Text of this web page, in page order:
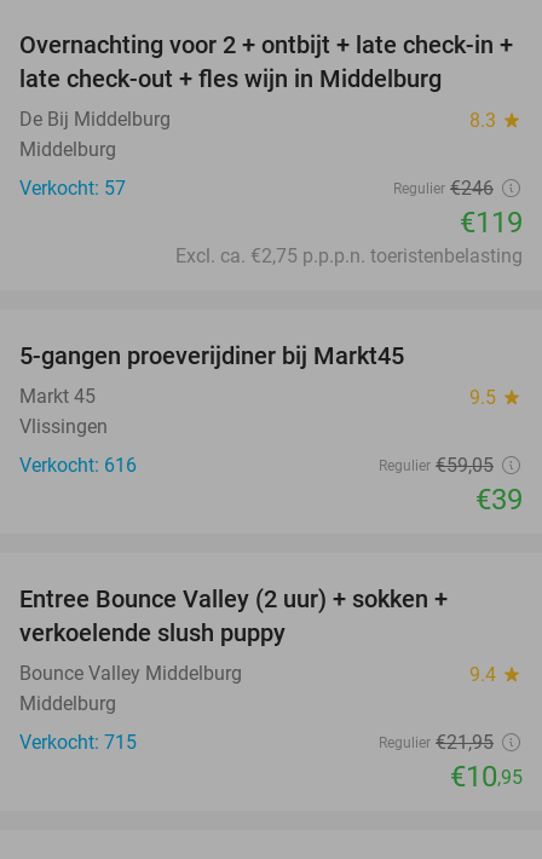
52%
Overnachting voor 2 + ontbijt + late check-in +
late check-out + fles wijn in Middelburg
De Bij Middelburg 8.3 star
Middelburg
Verkocht: 57
Regulier €246
€119
Excl. ca. €2,75 p.p.p.n. toeristenbelasting
5-gangen proeverijdiner bij Markt45
Markt 45 9.5 star
Vlissingen
Verkocht: 616
Regulier €59,05
€39
Entree Bounce Valley (2 uur) + sokken +
verkoelende slush puppy
Bounce Valley Middelburg 9.4 star
Middelburg
Verkocht: 715
Regulier €21,95
€10,95